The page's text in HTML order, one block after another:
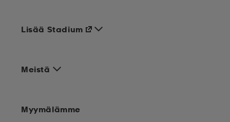
Meistä
Lisää Stadium
Myymälämme